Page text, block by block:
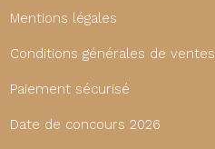
Mentions légales
Conditions générales de ventes
Paiement sécurisé
Date de concours 2026